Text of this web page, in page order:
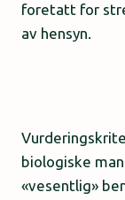
foretatt for
av hensyn.
biologiske
«vesentlig»